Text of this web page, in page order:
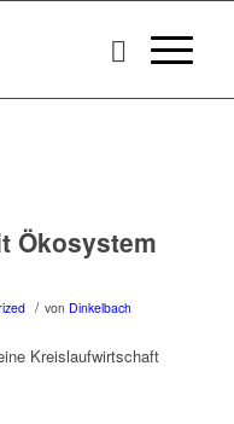
Ökosystem
/ von Dinkelbach
Kreislaufwirtschaft